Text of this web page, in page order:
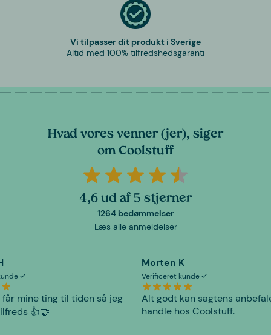
Vi tilpasser dit produkt i Sverige
Altid med 100% tilfredshedsgaranti
Hvad vores venner (jer), siger
om Coolstuff
4,6 ud af 5 stjerner
1264 bedømmelser
Læs alle anmeldelser
får mine ting til tiden så jeg
👍🤝
Morten K
Verificeret kunde
Alt godt kan sagtens
handle hos Coolstuff.